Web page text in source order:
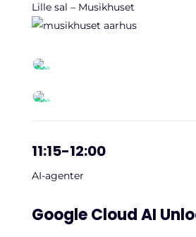
Lille sal – Musikhuset
11:15-12:00
AI-agenter
Google Cloud AI